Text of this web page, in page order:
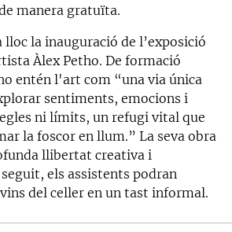
manera gratuïta.
lloc la inauguració de l’exposició
Àlex Petho. De formació
entén l'art com “una via única
sentiments, emocions i
ni límits, un refugi vital que
la foscor en llum.” La seva obra
llibertat creativa i
els assistents podran
del celler en un tast informal.